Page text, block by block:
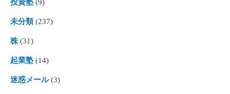
投資塾 (9)
未分類 (237)
株 (31)
起業塾 (14)
迷惑メール(3)